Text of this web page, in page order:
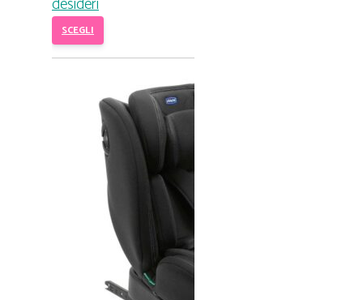
SCEGLI